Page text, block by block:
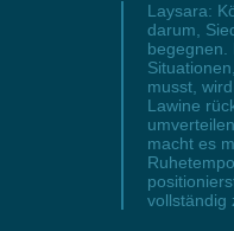
Laysara:
darum,
begegnen.
musst,
Lawine
macht es
vollständig